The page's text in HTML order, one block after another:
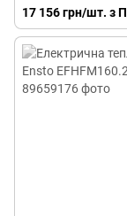
17 156 грн/шт. з